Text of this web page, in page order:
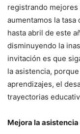
registrando
aumentamos la tasa
hasta abril de este
disminuyendo la
invitación es que
la asistencia,
aprendizajes, el
trayectorias
Mejora la